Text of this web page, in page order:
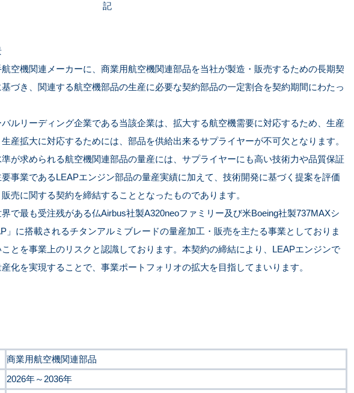
記
空機関連メーカーに、商業用航空機関連部品を当社が製造・販売するための長期契
づき、関連する航空機部品の生産に必要な契約部品の一定割合を契約期間にわたっ
ルリーディング企業である当該企業は、拡大する航空機需要に対応するため、生産
産拡大に対応するためには、部品を供給出来るサプライヤーが不可欠となります。
が求められる航空機関連部品の量産には、サプライヤーにも高い技術力や品質保証
事業であるLEAPエンジン部品の量産実績に加えて、技術開発に基づく提案を評価
売に関する契約を締結することとなったものであります。
で最も受注残がある仏Airbus社製A320neoファミリー及び米Boeing社製737MAXシ
」に搭載されるチタンアルミブレードの量産加工・販売を主たる事業としておりま
とを事業上のリスクと認識しております。本契約の締結により、LEAPエンジンで
化を実現することで、事業ポートフォリオの拡大を目指してまいります。
商業用航空機関連部品
2026年～2036年